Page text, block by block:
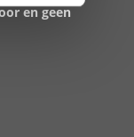
en geen